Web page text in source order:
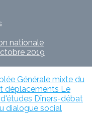
nationale
2019
Générale mixte du
déplacements Le
Dîners-débat
dialogue social